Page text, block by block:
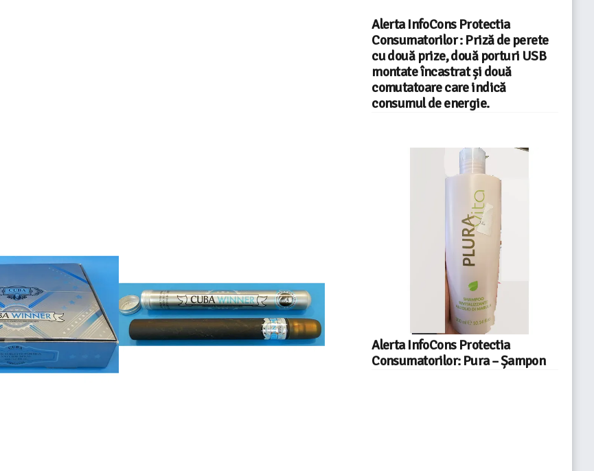
Alerta InfoCons Protectia
Consumatorilor : Priză de perete
cu două prize, două porturi USB
montate încastrat și două
comutatoare care indică
consumul de energie.
Alerta InfoCons Protectia
Consumatorilor: Pura – Șampon